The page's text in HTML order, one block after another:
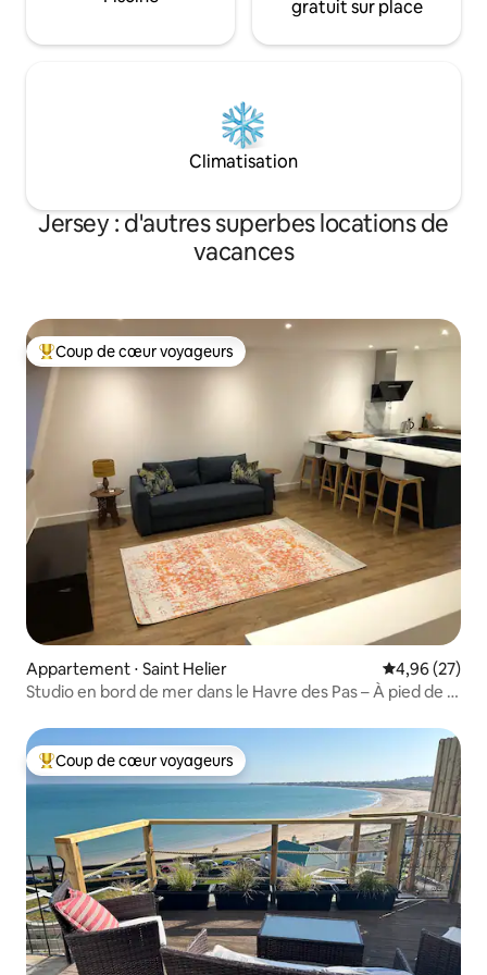
gratuit sur place
Climatisation
Jersey : d'autres superbes locations de
vacances
Coups de cœur voyageurs les plus appréciés
Coup de cœur voyageurs
Appartement ⋅ Saint Helier Évaluation
4,96 (27)
Studio en bord de mer dans le Havre des Pas – À pied de la
Coups de cœur voyageurs les plus appréciés
Coup de cœur voyageurs